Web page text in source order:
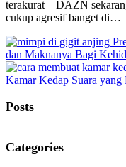
terakurat – DAZN
cukup agresif banget di…
dan Maknanya Bagi
Kamar Kedap Suara
Posts
Categories